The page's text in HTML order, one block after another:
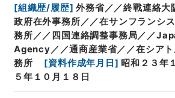
[組織歴/履歴] 外務省／／終戰連絡大
政府在外事務所／／在サンフランシ
務所／／四国連絡調整事務局／／
Agency／／通商産業省／／在シア
務所
[資料作成年月日 ] 昭和２３年
５年１０月１８日